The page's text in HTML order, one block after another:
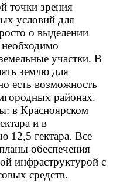
точки зрения
условий для
о выделении
участки. В
землю для
есть возможность
районах.
в Красноярском
и в
12,5 гектара. Все
обеспечения
инфраструктурой с
средств.